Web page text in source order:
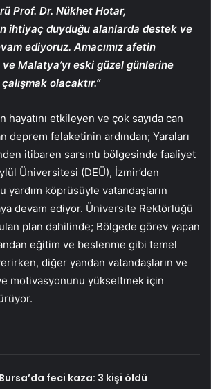
Prof. Dr. Nükhet Hotar,
ihtiyaç duyduğu alanlarda destek ve
ediyoruz. Amacımız afetin
ve Malatya’yı eski güzel günlerine
olacaktır.”
hayatını etkileyen ve çok sayıda can
deprem felaketinin ardından; Yaraları
itibaren sarsıntı bölgesinde faaliyet
Üniversitesi (DEÜ), İzmir’den
yardım köprüsüyle vatandaşların
devam ediyor. Üniversite Rektörlüğü
plan dahilinde; Bölgede görev yapan
eğitim ve beslenme gibi temel
diğer yandan vatandaşların ve
motivasyonunu yükseltmek için
Bursa’da feci kaza: 3 kişi öldü